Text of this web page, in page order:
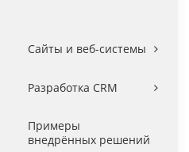
Сайты и веб-системы
Разработка CRM
Примеры
внедрённых решений